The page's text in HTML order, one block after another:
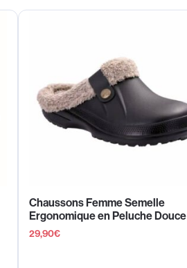
Chaussons Femme Semelle
Ergonomique en Peluche Douce
29,90€